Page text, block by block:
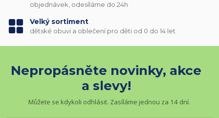
objednávek, odesíláme do 24h
Velký sortiment
dětské obuvi a oblečení pro děti od 0 do 14 let
Nepropásněte novinky, akce
a slevy!
Můžete se kdykoli odhlásit. Zasíláme jednou za 14 dní.